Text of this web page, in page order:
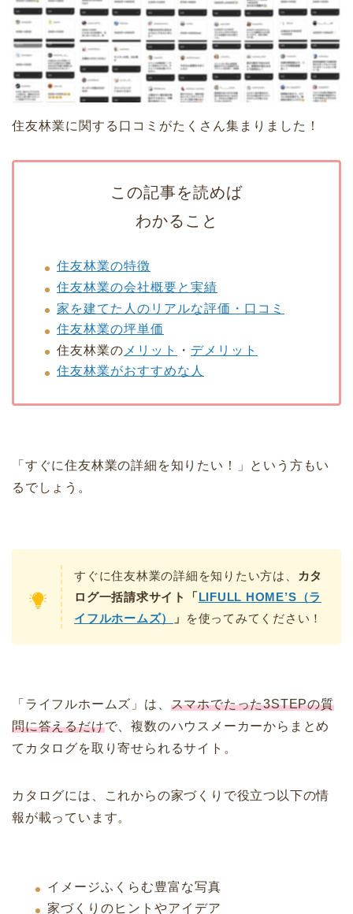
住友林業に関する口コミがたくさん集まりました！
この記事を読めば
わかること
住友林業の特徴
住友林業の会社概要と実績
家を建てた人のリアルな評価・口コミ
住友林業の坪単価
住友林業の メリット ・ デメリット
住友林業がおすすめな人
「すぐに住友林業の詳細を知りたい！」という方もい
るでしょう。
すぐに住友林業の詳細を知りたい方は、
カタ
ログ一括請求サイト「LIFULL HOME’S（ラ
イフルホームズ）
」 を使ってみてください！
「ライフルホームズ」は、 スマホでたった3STEPの質
問に答えるだけで、複数のハウスメーカーからまとめ
てカタログを取り寄せられるサイト。
カタログには、これからの家づくりで役立つ以下の情
報が載っています。
イメージふくらむ豊富な写真
家づくりのヒントやアイデア